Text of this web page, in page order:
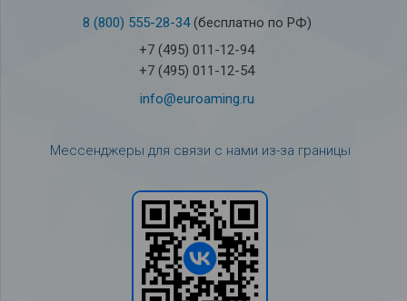
8 (800) 555-28-34(бесплатно по РФ)
+7 (495) 011-12-94
+7 (495) 011-12-54
info@euroaming.ru
Мессенджеры для связи с нами из-за границы